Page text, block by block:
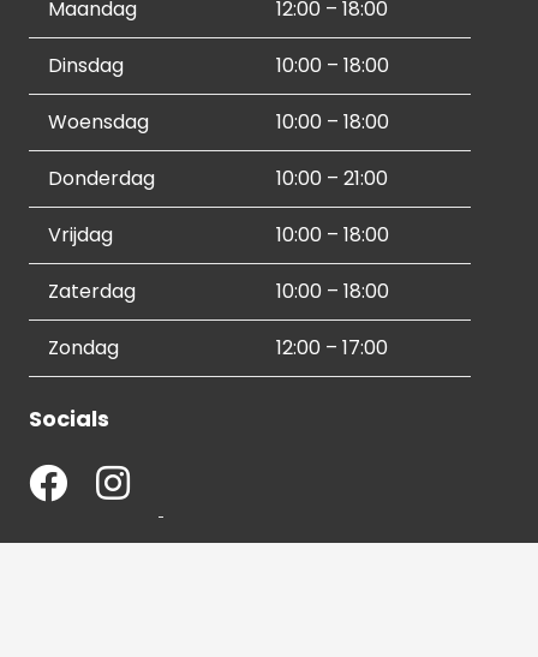
Maandag 12:00 – 18:00
Dinsdag 10:00 – 18:00
Woensdag 10:00 – 18:00
Donderdag 10:00 – 21:00
Vrijdag 10:00 – 18:00
Zaterdag 10:00 – 18:00
Zondag 12:00 – 17:00
Socials